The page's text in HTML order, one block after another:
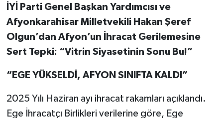
İYİ Parti Genel Başkan Yardımcısı ve
Afyonkarahisar Milletvekili Hakan Şeref
Olgun’dan Afyon’un İhracat Gerilemesine
Sert Tepki: “Vitrin Siyasetinin Sonu Bu!”
“EGE YÜKSELDİ, AFYON SINIFTA KALDI”
2025 Yılı Haziran ayı ihracat rakamları açıklandı.
Ege İhracatçı Birlikleri verilerine göre, Ege